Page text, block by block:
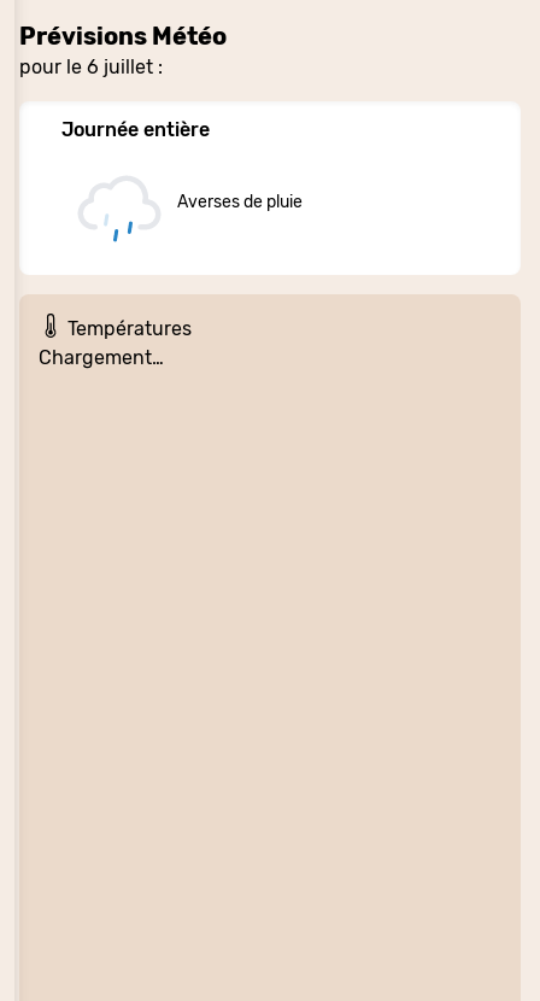
Prévisions Météo
pour le 6 juillet :
Journée entière
Averses de pluie
Températures
Chargement…